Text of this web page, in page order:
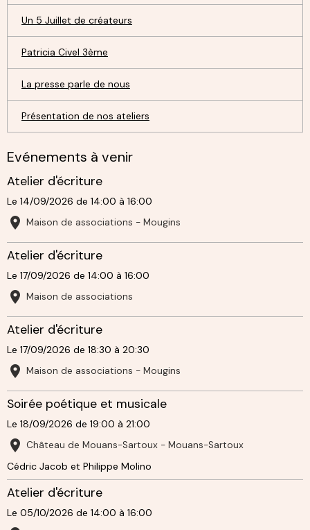
Un 5 Juillet de créateurs
Patricia Civel 3ème
La presse parle de nous
Présentation de nos ateliers
Evénements à venir
Atelier d'écriture
Le 14/09/2026 de 14:00 à 16:00
Maison de associations - Mougins
Atelier d'écriture
Le 17/09/2026 de 14:00 à 16:00
Maison de associations
Atelier d'écriture
Le 17/09/2026 de 18:30 à 20:30
Maison de associations - Mougins
Soirée poétique et musicale
Le 18/09/2026 de 19:00 à 21:00
Château de Mouans-Sartoux - Mouans-Sartoux
Cédric Jacob et Philippe Molino
Atelier d'écriture
Le 05/10/2026 de 14:00 à 16:00